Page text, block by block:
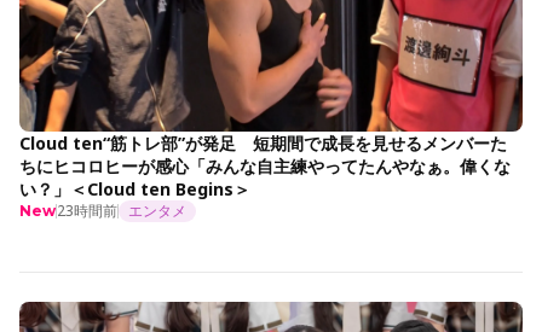
Cloud ten“筋トレ部”が発足 短期間で成長を見せるメンバーた
ちにヒコロヒーが感心「みんな自主練やってたんやなぁ。偉くな
い？」＜Cloud ten Begins＞
New23時間前 エンタメ